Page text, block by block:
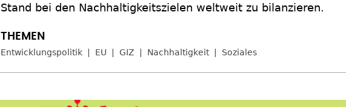
Stand bei den Nachhaltigkeitszielen weltweit zu bilanzieren.
Entwicklungspolitik EU GIZ Nachhaltigkeit Soziales